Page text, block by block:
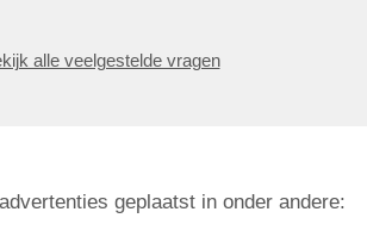
alle veelgestelde vragen
geplaatst in onder andere: